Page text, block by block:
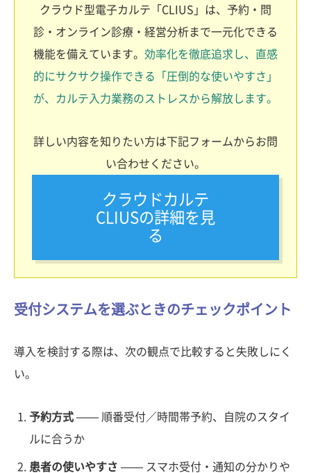
クラウド型電子カルテ「CLIUS」は、予約・問
診・オンライン診療・経営分析まで一元化できる
機能を備えています。 効率化を徹底追求し、直感
的にサクサク操作できる「圧倒的な使いやすさ」
が、カルテ入力業務のストレスから解放します。
詳しい内容を知りたい方は下記フォームからお問
い合わせください。
クラウドカルテ
CLIUSの詳細を見
る
受付システムを選ぶときのチェックポイント
導入を検討する際は、次の観点で比較すると失敗しにく
い。
予約方式 —— 順番受付／時間帯予約、自院のスタイ
ルに合うか
患者の使いやすさ —— スマホ受付・通知の分かりや